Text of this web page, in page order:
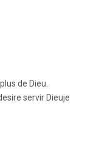
de Dieu.
servir Dieuje